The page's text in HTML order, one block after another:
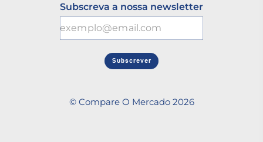
Subscreva a nossa newsletter
Subscrever
© Compare O Mercado 2026